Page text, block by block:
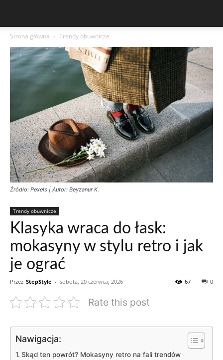
Strona główna Trendy obuwnicze
Źródło: Pexels | Autor: Beyzanur K.
Trendy obuwnicze
Klasyka wraca do łask:
mokasyny w stylu retro i jak
je ograć
Przez StepStyle - sobota, 20 czerwca, 2026 0
67
Rate this post
Nawigacja:
Skąd ten powrót? Mokasyny retro na fali trendów